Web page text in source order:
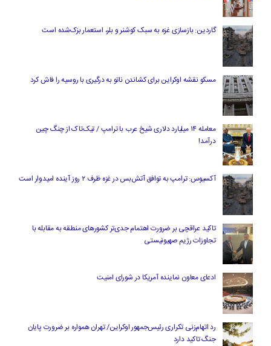
گاردین: بازسازی غزه به سبک کوشنر و بلر، استعمار بزک‌شده است
مسکو نقشه اوکراین برای کشاندن ناتو به درگیری با روسیه را فاش کرد
معامله ۱۴ میلیارد دلاری شیخ عرب با ترامپ / تیک‌تاک از چنگ چین
درآمد!
آکسیوس: ترامپ به توافق آتش‌بس در غزه ظرف ۲ روز آینده امیدوار است
تاکید عراقچی بر ضرورت اهتمام جدی‌تر کشورهای منطقه به مقابله با
تجاوزات رژیم صهیونیستی
ادعای معاون نماینده آمریکا در شورای امنیت
رد اتهام‌زنی تکراری رئیس‌جمهور اوکراین/ تهران همواره بر ضرورت پایان
جنگ تاکید دارد